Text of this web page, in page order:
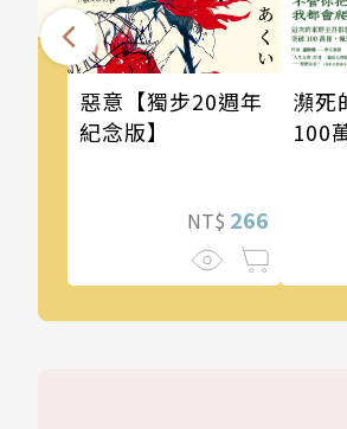
惡意【獨步20週年
紀念版】
NT$ 266
瀕死
100